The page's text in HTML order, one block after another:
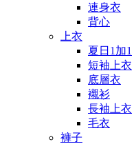
連身衣
背心
上衣
夏日1加1
短袖上衣
底層衣
襯衫
長袖上衣
毛衣
褲子